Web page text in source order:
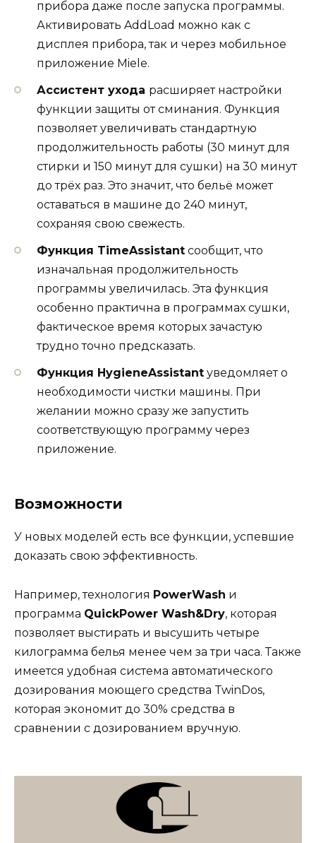
прибора даже после запуска программы.
Активировать AddLoad можно как с
дисплея прибора, так и через мобильное
приложение Miele.
Ассистент ухода расширяет настройки
функции защиты от сминания. Функция
позволяет увеличивать стандартную
продолжительность работы (30 минут для
стирки и 150 минут для сушки) на 30 минут
до трёх раз. Это значит, что бельё может
оставаться в машине до 240 минут,
сохраняя свою свежесть.
Функция TimeAssistant сообщит, что
изначальная продолжительность
программы увеличилась. Эта функция
особенно практична в программах сушки,
фактическое время которых зачастую
трудно точно предсказать.
Функция HygieneAssistant уведомляет о
необходимости чистки машины. При
желании можно сразу же запустить
соответствующую программу через
приложение.
Возможности
У новых моделей есть все функции, успевшие
доказать свою эффективность.
Например, технология PowerWash и
программа QuickPower Wash&Dry, которая
позволяет выстирать и высушить четыре
килограмма белья менее чем за три часа. Также
имеется удобная система автоматического
дозирования моющего средства TwinDos,
которая экономит до 30% средства в
сравнении с дозированием вручную.